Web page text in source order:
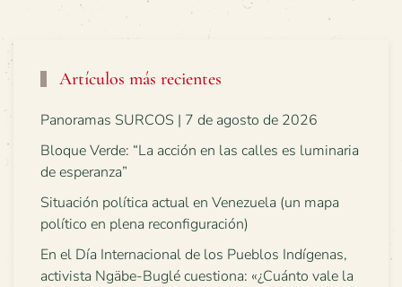
Artículos más recientes
Panoramas SURCOS | 7 de agosto de 2026
Bloque Verde: “La acción en las calles es luminaria
de esperanza”
Situación política actual en Venezuela (un mapa
político en plena reconfiguración)
En el Día Internacional de los Pueblos Indígenas,
activista Ngäbe-Buglé cuestiona: «¿Cuánto vale la